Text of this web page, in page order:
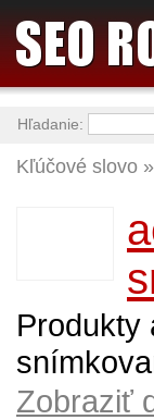
Kľúčové slovo »
Produkty
Zobraziť
Hľadanie: